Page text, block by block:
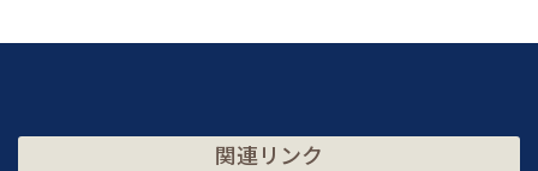
関連リンク